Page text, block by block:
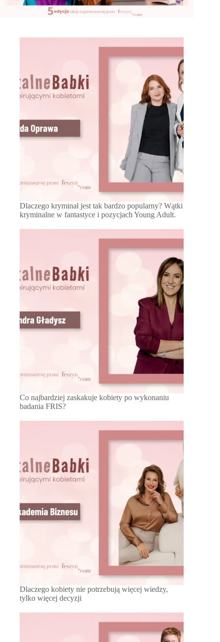
Dlaczego kryminał jest tak bardzo popularny? Wątki
kryminalne w fantastyce i pozycjach Young Adult.
Co najbardziej zaskakuje kobiety po wykonaniu
badania FRIS?
Dlaczego kobiety nie potrzebują więcej wiedzy,
tylko więcej decyzji